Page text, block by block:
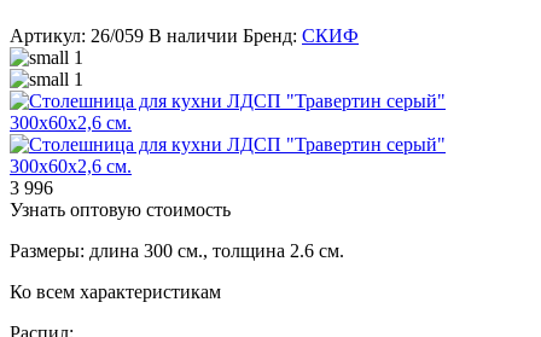
Артикул: 26/059 В наличии Бренд: СКИФ
3 996
Узнать оптовую стоимость
Размеры: длина 300 см., толщина 2.6 см.
Ко всем характеристикам
Распил: